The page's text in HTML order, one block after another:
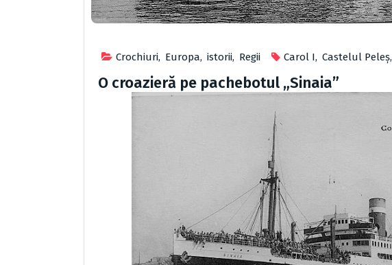
Crochiuri, Europa, istorii, Regii Carol I, Castelul Peleș,
O croazieră pe pachebotul „Sinaia”